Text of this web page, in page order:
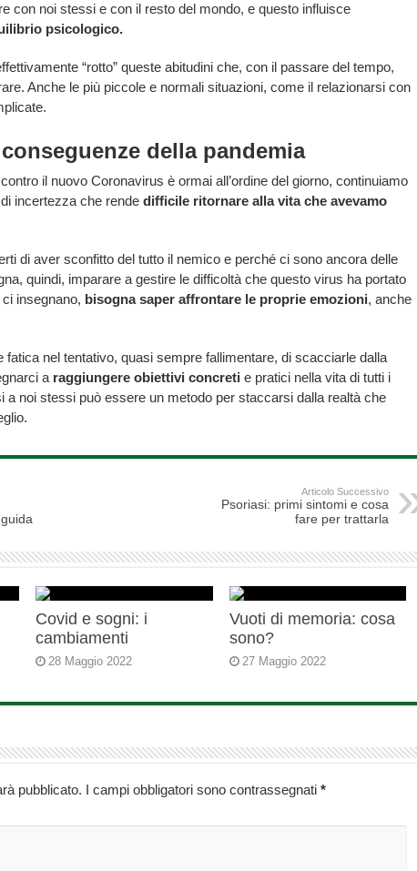
con noi stessi e con il resto del mondo, e questo influisce
psicologico.
“rotto” queste abitudini che, con il passare del tempo,
Anche le più piccole e normali situazioni, come il relazionarsi con
della pandemia
il nuovo Coronavirus è ormai all’ordine del giorno, continuiamo
incertezza che rende difficile ritornare alla vita che avevamo
di aver sconfitto del tutto il nemico e perché ci sono ancora delle
quindi, imparare a gestire le difficoltà che questo virus ha portato
insegnano, bisogna saper affrontare le proprie emozioni, anche
fatica nel tentativo, quasi sempre fallimentare, di scacciarle dalla
araggiungere obiettivi concreti e pratici nella vita di tutti i
a noi stessi può essere un metodo per staccarsi dalla realtà che
Articolo Successivo
Psoriasi: primi sintomi e cosa
fare per trattarla
Covid e sogni: i
cambiamenti
28 Maggio 2022
Vuoti di memoria: cosa
sono?
27 Maggio 2022
pubblicato. I campi obbligatori sono contrassegnati *